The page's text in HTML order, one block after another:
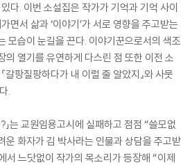
다. 이번 소설집은 작가가 기억과 기억 사이
면서 삶과 ‘이야기’가 서로 영향을 주고받는
모습이 눈길을 끈다. 이야기꾼으로서의 색조
의 열기를 유연하게 다스린 점 또한 이전 소
갈팡질팡하다가 내 이럴 줄 알았지』와 사뭇
.
」는 교원임용고시에 실패하고 점점 “쓸모없
운 화자가 김 박사라는 인물과 상담을 주고받
서 느닷없이 작가의 목소리가 등장해 “이제